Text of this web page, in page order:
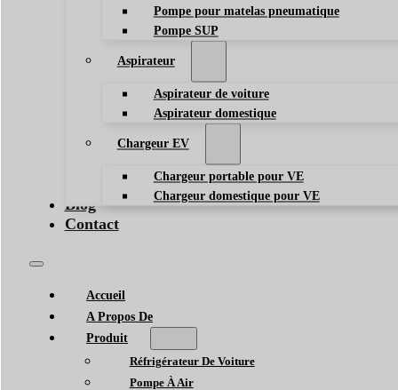
Pompe pour matelas pneumatique
Pompe SUP
Aspirateur
Aspirateur de voiture
Aspirateur domestique
Chargeur EV
Chargeur portable pour VE
Chargeur domestique pour VE
Blog
Contact
Accueil
A Propos De
Produit
Réfrigérateur De Voiture
Pompe À Air